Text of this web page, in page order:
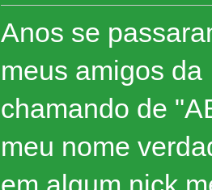
Anos se
meus amigos
chamando de
meu nome